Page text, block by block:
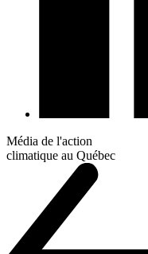
Média de l'action
climatique au Québec